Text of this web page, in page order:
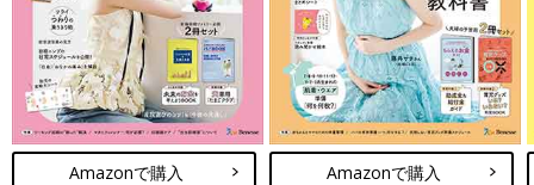
※記事内容でご紹介している投稿、リンク先は、削除される場合
があります。あらかじめご了承ください。
※記事の内容は記載当時の情報であり、現在と異なる場合があり
ます。
※記事内の価格はすべて税込み、2021年3月時点のものです。
Amazonで購入 Amazonで購入